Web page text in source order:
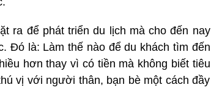
ra để phát triển du lịch mà cho đến nay
Đó là: Làm thế nào để du khách tìm đến
hơn thay vì có tiền mà không biết tiêu
vị với người thân, bạn bè một cách đầy